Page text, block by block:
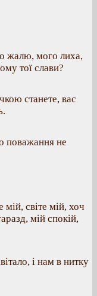
жалю, мого лиха,
тої слави?
станете, вас
поважання не
світе мій, хоч
мій спокій,
і нам в нитку